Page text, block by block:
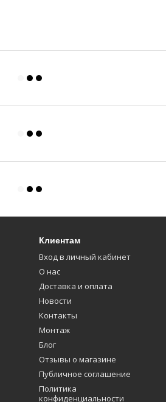
Клиентам
Вход в личный кабинет
О нас
Доставка и оплата
Новости
Контакты
Монтаж
Блог
Отзывы о магазине
Публичное соглашение
Политика
конфиденциальности